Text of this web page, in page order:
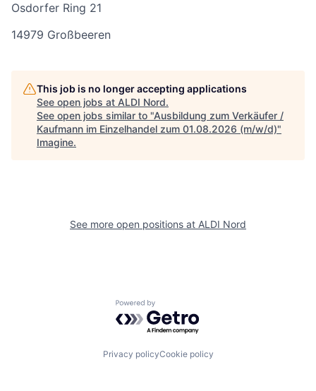
Osdorfer Ring 21
14979 Großbeeren
This job is no longer accepting applications
See open jobs at ALDI Nord.
See open jobs similar to "Ausbildung zum Verkäufer /
Kaufmann im Einzelhandel zum 01.08.2026 (m/w/d)"
Imagine.
See more open positions at ALDI Nord
Powered by Getro.com
Privacy policyCookie policy